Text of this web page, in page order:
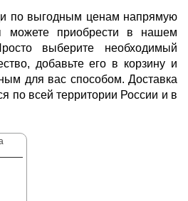
по выгодным ценам напрямую
можете приобрести в нашем
выберите необходимый
добавьте его в корзину и
для вас способом. Доставка
по всей территории России и в